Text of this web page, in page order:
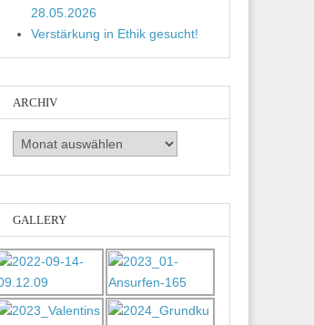
28.05.2026
Verstärkung in Ethik gesucht!
ARCHIV
Archiv
GALLERY